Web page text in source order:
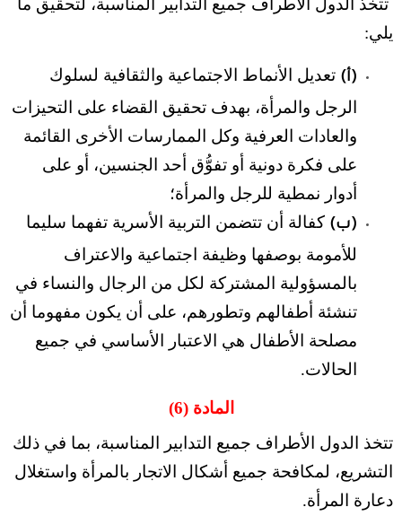
تتخذ الدول الأطراف جميع التدابير المناسبة، لتحقيق ما
يلي:
(أ) تعديل الأنماط الاجتماعية والثقافية لسلوك
الرجل والمرأة، بهدف تحقيق القضاء على التحيزات
والعادات العرفية وكل الممارسات الأخرى القائمة
على فكرة دونية أو تفوُّق أحد الجنسين، أو على
أدوار نمطية للرجل والمرأة؛
(ب) كفالة أن تتضمن التربية الأسرية تفهما سليما
للأمومة بوصفها وظيفة اجتماعية والاعتراف
بالمسؤولية المشتركة لكل من الرجال والنساء في
تنشئة أطفالهم وتطورهم، على أن يكون مفهوما أن
مصلحة الأطفال هي الاعتبار الأساسي في جميع
الحالات.
المادة (6)
تتخذ الدول الأطراف جميع التدابير المناسبة، بما في ذلك
التشريع، لمكافحة جميع أشكال الاتجار بالمرأة واستغلال
دعارة المرأة.